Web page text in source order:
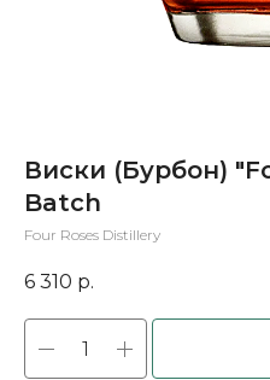
Виски (Бурбон)
Batch
Four Roses Distillery
6 310 р.